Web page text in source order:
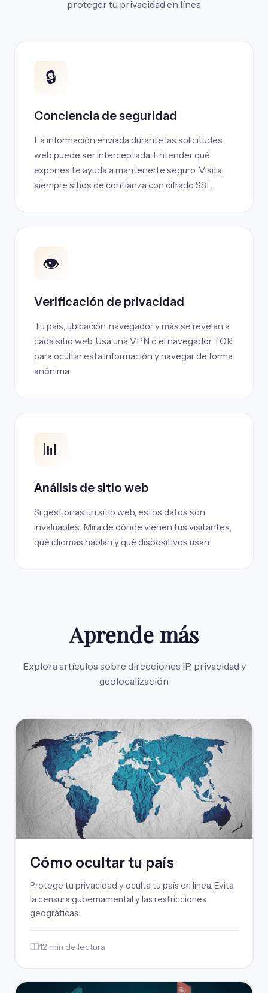
proteger tu privacidad en línea
🔒
Conciencia de seguridad
La información enviada durante las solicitudes
web puede ser interceptada. Entender qué
expones te ayuda a mantenerte seguro. Visita
siempre sitios de confianza con cifrado SSL.
👁️
Verificación de privacidad
Tu país, ubicación, navegador y más se revelan a
cada sitio web. Usa una VPN o el navegador TOR
para ocultar esta información y navegar de forma
anónima.
📊
Análisis de sitio web
Si gestionas un sitio web, estos datos son
invaluables. Mira de dónde vienen tus visitantes,
qué idiomas hablan y qué dispositivos usan.
Aprende más
Explora artículos sobre direcciones IP, privacidad y
geolocalización
Cómo ocultar tu país
Protege tu privacidad y oculta tu país en línea. Evita
la censura gubernamental y las restricciones
geográficas.
12 min de lectura